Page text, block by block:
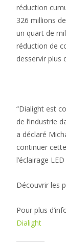
réduction
326 millions
un quart de
réduction de
desservir plus
“Dialight est
de l’industrie
a déclaré
continuer
l’éclairage
Découvrir les
Pour plus
Dialight